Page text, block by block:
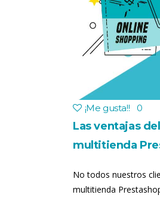
¡Me gusta!! 0
Las ventajas
multitienda
No todos nuestros
multitienda